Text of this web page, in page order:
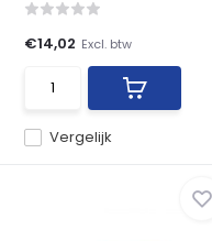
Vergelijk
€14,02 Excl. btw